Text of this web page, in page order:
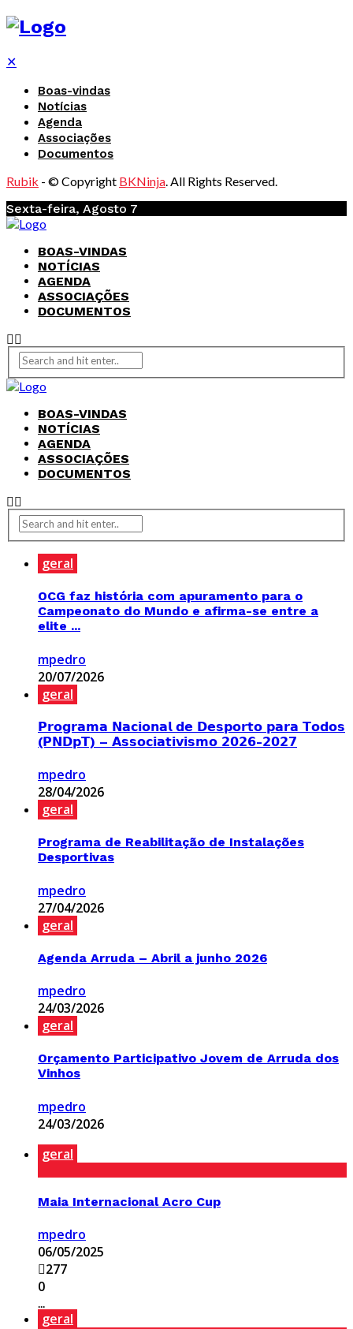
✕
Boas-vindas
Notícias
Agenda
Associações
Documentos
Rubik - © Copyright BKNinja. All Rights Reserved.
Sexta-feira, Agosto 7
BOAS-VINDAS
NOTÍCIAS
AGENDA
ASSOCIAÇÕES
DOCUMENTOS
BOAS-VINDAS
NOTÍCIAS
AGENDA
ASSOCIAÇÕES
DOCUMENTOS
geral
OCG faz história com apuramento para o
Campeonato do Mundo e afirma-se entre a
elite ...
mpedro
20/07/2026
geral
𝗣𝗿𝗼𝗴𝗿𝗮𝗺𝗮 𝗡𝗮𝗰𝗶𝗼𝗻𝗮𝗹 𝗱𝗲 𝗗𝗲𝘀𝗽𝗼𝗿𝘁𝗼 𝗽𝗮𝗿𝗮 𝗧𝗼𝗱𝗼𝘀
(𝗣𝗡𝗗𝗽𝗧) – 𝗔𝘀𝘀𝗼𝗰𝗶𝗮𝘁𝗶𝘃𝗶𝘀𝗺𝗼 𝟮𝟬𝟮𝟲-𝟮𝟬𝟮𝟳
mpedro
28/04/2026
geral
Programa de Reabilitação de Instalações
Desportivas
mpedro
27/04/2026
geral
Agenda Arruda – Abril a junho 2026
mpedro
24/03/2026
geral
Orçamento Participativo Jovem de Arruda dos
Vinhos
mpedro
24/03/2026
geral
Maia Internacional Acro Cup
mpedro
06/05/2025
277
0
...
geral